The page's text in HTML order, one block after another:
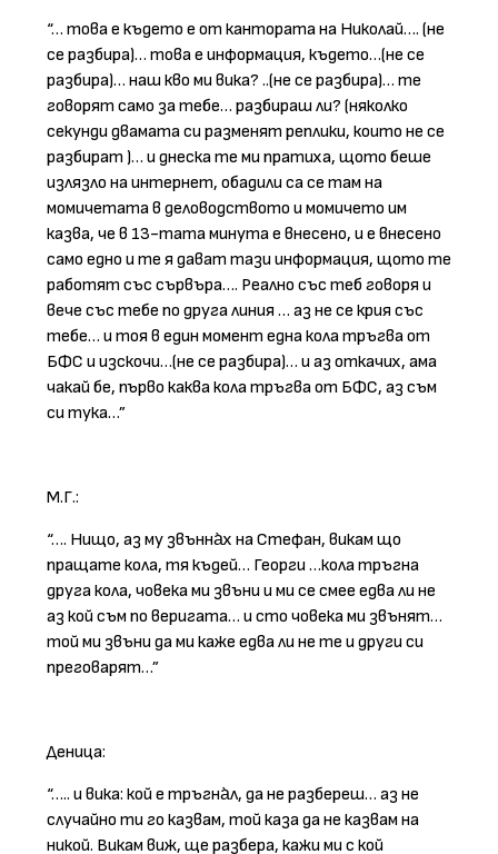
“… това е където е от кантората на Николай…. (не
се разбира)… това е информация, където…(не се
разбира)… наш кво ми вика? ..(не се разбира)… те
говорят само за тебе… разбираш ли? (няколко
секунди двамата си разменят реплики, които не се
разбират )… и днеска те ми пратиха, щото беше
излязло на интернет, обадили са се там на
момичетата в деловодството и момичето им
казва, че в 13-тата минута е внесено, и е внесено
само едно и те я дават тази информация, щото те
работят със сървъра…. Реално със теб говоря и
вече със тебе по друга линия … аз не се крия със
тебе… и тоя в един момент една кола тръгва от
БФС и изскочи…(не се разбира)… и аз откачих, ама
чакай бе, първо каква кола тръгва от БФС, аз съм
си тука…”
М.Г.:
“…. Нищо, аз му звънна̀х на Стефан, викам що
пращате кола, тя къдей… Георги …кола тръгна
друга кола, човека ми звъни и ми се смее едва ли не
аз кой съм по веригата… и сто човека ми звънят…
той ми звъни да ми каже едва ли не те и други си
преговарят…”
Деница:
“….. и вика: кой е тръгна̀л, да не разбереш… аз не
случайно ти го казвам, той каза да не казвам на
никой. Викам виж, ще разбера, кажи ми с кой